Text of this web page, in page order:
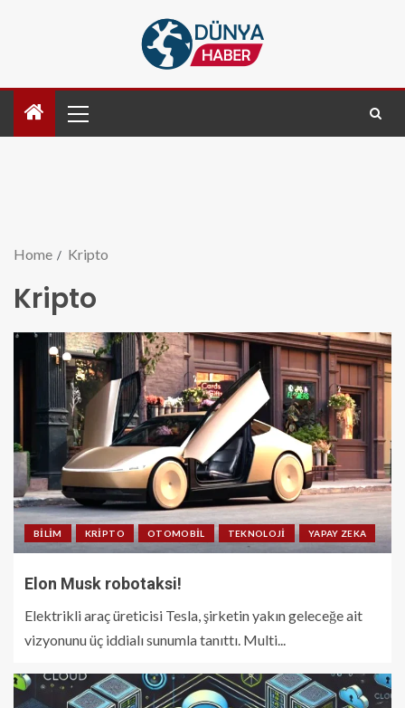
Home Kripto
Kripto
BILIM KRIPTO OTOMOBIL TEKNOLOJI YAPAY ZEKA
Elon Musk robotaksi!
Elektrikli araç üreticisi Tesla, şirketin yakın geleceğe ait
vizyonunu üç iddialı sunumla tanıttı. Multi...